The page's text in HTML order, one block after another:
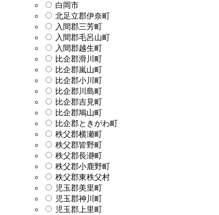
白岡市
北足立郡伊奈町
入間郡三芳町
入間郡毛呂山町
入間郡越生町
比企郡滑川町
比企郡嵐山町
比企郡小川町
比企郡川島町
比企郡吉見町
比企郡鳩山町
比企郡ときがわ町
秩父郡横瀬町
秩父郡皆野町
秩父郡長瀞町
秩父郡小鹿野町
秩父郡東秩父村
児玉郡美里町
児玉郡神川町
児玉郡上里町